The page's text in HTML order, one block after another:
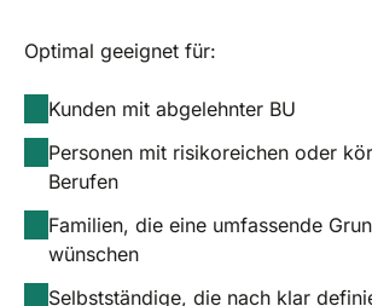
Optimal geeignet für:
Kunden mit abgelehnter BU
Personen mit risikoreichen oder
Berufen
Familien, die eine umfassende
wünschen
Selbstständige, die nach klar